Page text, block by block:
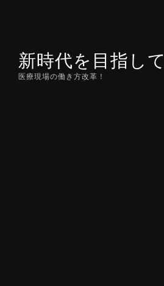
新時代を目指して
医療現場の働き方改革！